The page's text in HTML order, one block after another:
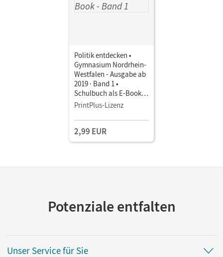
Politik entdecken •
Gymnasium Nordrhein-
Westfalen - Ausgabe ab
2019 · Band 1 •
Schulbuch als E-Book
Mit Medien
PrintPlus-Lizenz
2,99 EUR
Potenziale entfalten
Unser Service für Sie